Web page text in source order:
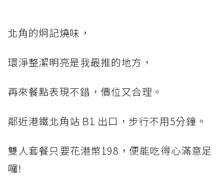
北角的炯記燒味，
環淨整潔明亮是我最推的地方，
再來餐點表現不錯，價位又合理。
鄰近港鐵北角站 B1 出口，步行不用5分鐘。
雙人套餐只要花港幣198，便能吃得心滿意足
囉!